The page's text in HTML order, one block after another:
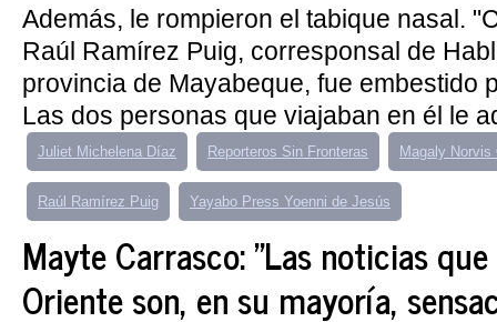
Además, le rompieron el tabique nasal.
Raúl Ramírez Puig, corresponsal de
provincia de Mayabeque, fue embestido
Las dos personas que viajaban en él le
Juliet Michelena Díaz Reporteros Sin Fronteras Magaly Norvis
Raúl Ramírez Puig Yayabo Press Yoenni de Jesús
Mayte Carrasco: "Las noticias
Oriente son, en su mayoría,